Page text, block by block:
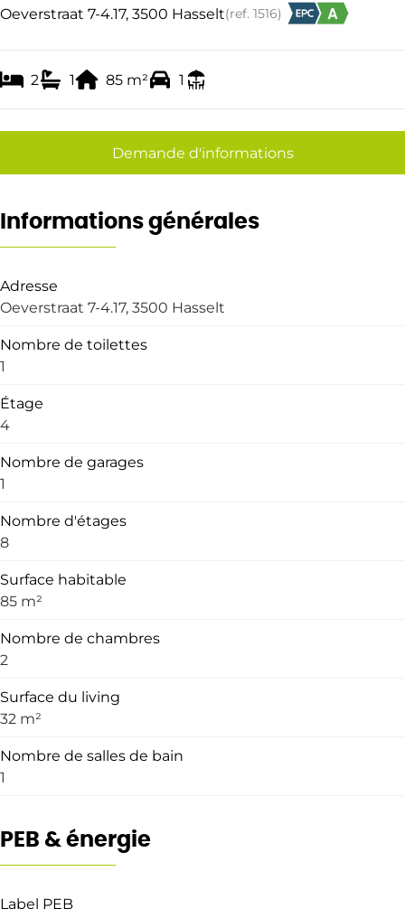
Oeverstraat 7-4.17, 3500 Hasselt(ref. 1516)
2 1 85 m² 1
Demande d'informations
Informations générales
Adresse
Oeverstraat 7-4.17, 3500 Hasselt
Nombre de toilettes
1
Étage
4
Nombre de garages
1
Nombre d'étages
8
Surface habitable
85 m²
Nombre de chambres
2
Surface du living
32 m²
Nombre de salles de bain
1
PEB & énergie
Label PEB